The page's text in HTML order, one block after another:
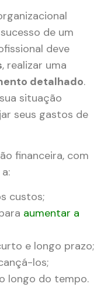
de um
deve
, realizar uma
detalhado.
situação
seus gastos de
financeira, com
custos;
aumentar a
e longo prazo;
los;
longo do tempo.